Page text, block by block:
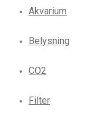
Akvarium
Belysning
CO2
Filter